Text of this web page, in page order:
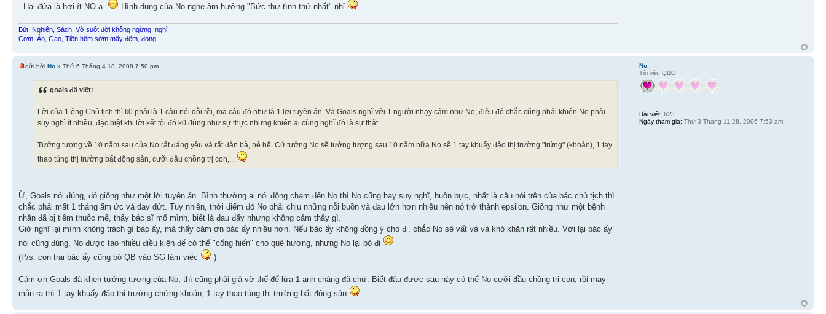
- Hai đứa là hơi ít NO ạ. Hình dung của No nghe âm hưởng "Bức thư tình thứ nhất" nhỉ
Bút, Nghiên, Sách, Vở suốt đời không ngừng, nghỉ.
Cơm, Áo, Gạo, Tiền hôm sớm mấy đếm, đong
gửi bởi No » Thứ 6 Tháng 4 18, 2008 7:50 pm
goals đã viết:
Lời của 1 ông Chủ tịch thì k0 phải là 1 câu nói dỗi rồi, mà câu đó như là 1 lời tuyên án. Và Goals nghĩ với 1 người nhạy cảm như No, điều đó chắc cũng phải khiến No phải
suy nghĩ ít nhiều, đặc biệt khi lời kết tội đó k0 đúng như sự thực nhưng khiến ai cũng nghĩ đó là sự thật.
Tưởng tượng về 10 năm sau của No rất đáng yêu và rất đàn bà, hê hê. Cứ tưởng No sẽ tưởng tượng sau 10 năm nữa No sẽ 1 tay khuấy đảo thị trường "trứng" (khoán), 1 tay
thao túng thị trường bất động sản, cưỡi đầu chồng trị con,...
Ừ, Goals nói đúng, đó giống như một lời tuyên án. Bình thường ai nói động chạm đến No thì No cũng hay suy nghĩ, buồn bực, nhất là câu nói trên của bác chủ tịch thì
chắc phải mất 1 tháng ấm ức và day dứt. Tuy nhiên, thời điểm đó No phải chịu những nỗi buồn và đau lớn hơn nhiều nên nó trở thành epsilon. Giống như một bệnh
nhân đã bị tiêm thuốc mê, thấy bác sĩ mổ mình, biết là đau đấy nhưng không cảm thấy gì.
Giờ nghĩ lại mình không trách gì bác ấy, mà thấy cám ơn bác ấy nhiều hơn. Nếu bác ấy không đồng ý cho đi, chắc No sẽ vất vả và khó khăn rất nhiều. Với lại bác ấy
nói cũng đúng, No được tạo nhiều điều kiện để có thể "cống hiến" cho quê hương, nhưng No lại bỏ đi
(P/s: con trai bác ấy cũng bỏ QB vào SG làm việc
)
Cám ơn Goals đã khen tưởng tượng của No, thì cũng phải giả vờ thế để lừa 1 anh chàng đã chứ. Biết đâu được sau này có thể No cưỡi đầu chồng trị con, rồi may
mắn ra thì 1 tay khuấy đảo thị trường chứng khoán, 1 tay thao túng thị trường bất động sản
No
Tôi yêu QBO
Bài viết: 623
Ngày tham gia: Thứ 3 Tháng 11 28, 2006 7:53 am